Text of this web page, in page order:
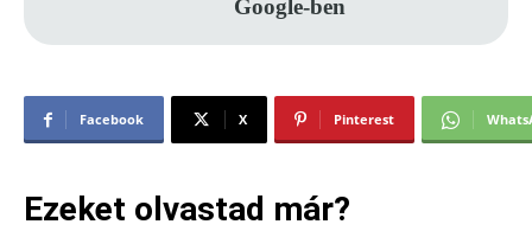
Google-ben
Facebook X Pinterest
Ezeket olvastad már?